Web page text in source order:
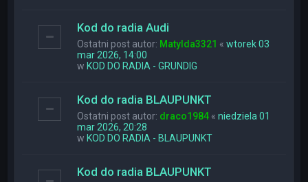
Kod do radia Audi
Ostatni post autor: Matylda3321 «wtorek 03
mar 2026, 14:00
w KOD DO RADIA - GRUNDIG
Kod do radia BLAUPUNKT
Ostatni post autor: draco1984 «niedziela 01
mar 2026, 20:28
w KOD DO RADIA - BLAUPUNKT
Kod do radia BLAUPUNKT